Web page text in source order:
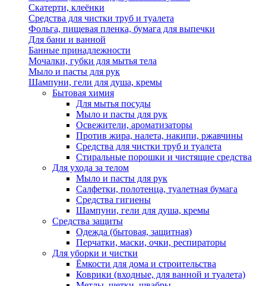
Скатерти, клеёнки
Средства для чистки труб и туалета
Фольга, пищевая пленка, бумага для выпечки
Для бани и ванной
Банные принадлежности
Мочалки, губки для мытья тела
Мыло и пасты для рук
Шампуни, гели для душа, кремы
Бытовая химия
Для мытья посуды
Мыло и пасты для рук
Освежители, ароматизаторы
Против жира, налета, накипи, ржавчины
Средства для чистки труб и туалета
Стиральные порошки и чистящие средства
Для ухода за телом
Мыло и пасты для рук
Салфетки, полотенца, туалетная бумага
Средства гигиены
Шампуни, гели для душа, кремы
Средства защиты
Одежда (бытовая, защитная)
Перчатки, маски, очки, респираторы
Для уборки и чистки
Ёмкости для дома и строительства
Коврики (входные, для ванной и туалета)